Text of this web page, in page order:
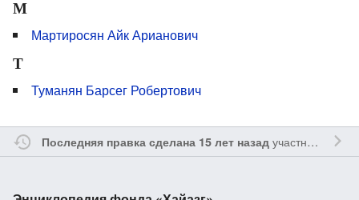
М
Мартиросян ​Айк Арианович
Т
Туманян Барсег Робертович
Последняя правка сделана 15 лет назадучастником